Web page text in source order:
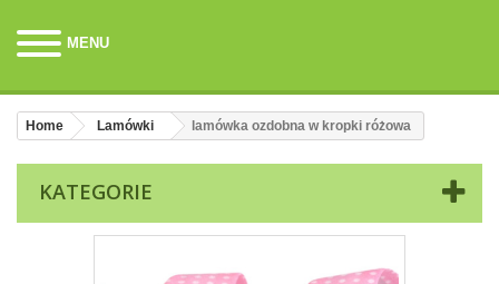
MENU
Home Lamówki lamówka ozdobna w kropki różowa
KATEGORIE